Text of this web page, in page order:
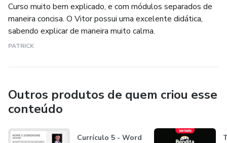
Curso muito bem explicado, e com módulos separados de
maneira concisa. O Vitor possui uma excelente didática,
sabendo explicar de maneira muito calma.
PATRICK
Outros produtos de quem criou esse
conteúdo
Currículo 5 - Word